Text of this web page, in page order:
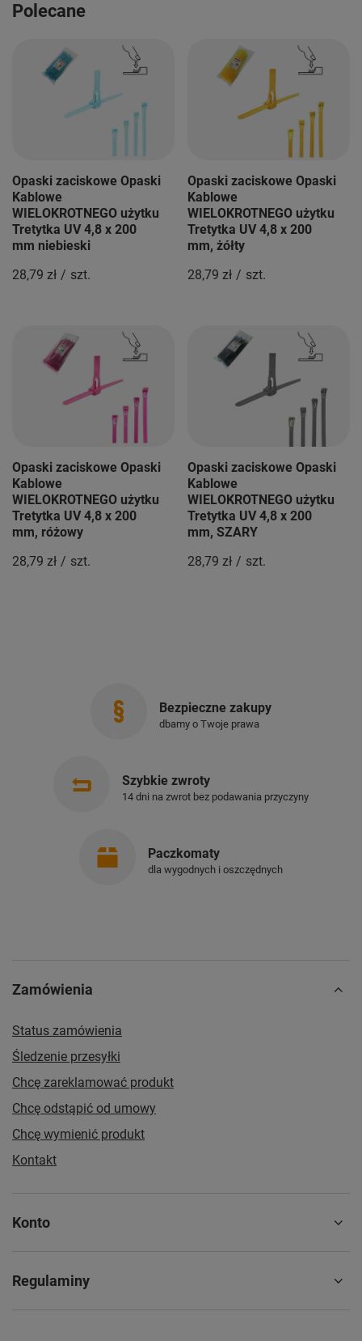
Polecane
Opaski zaciskowe Opaski
Kablowe
WIELOKROTNEGO użytku
Tretytka UV 4,8 x 200
mm niebieski
28,79 zł / szt.
Opaski zaciskowe Opaski
Kablowe
WIELOKROTNEGO użytku
Tretytka UV 4,8 x 200
mm, żółty
28,79 zł / szt.
Opaski zaciskowe Opaski
Kablowe
WIELOKROTNEGO użytku
Tretytka UV 4,8 x 200
mm, różowy
28,79 zł / szt.
Opaski zaciskowe Opaski
Kablowe
WIELOKROTNEGO użytku
Tretytka UV 4,8 x 200
mm, SZARY
28,79 zł / szt.
Bezpieczne zakupy
dbamy o Twoje prawa
Szybkie zwroty
14 dni na zwrot bez podawania przyczyny
Paczkomaty
dla wygodnych i oszczędnych
Zamówienia
Status zamówienia
Śledzenie przesyłki
Chcę zareklamować produkt
Chcę odstąpić od umowy
Chcę wymienić produkt
Kontakt
Konto
Regulaminy